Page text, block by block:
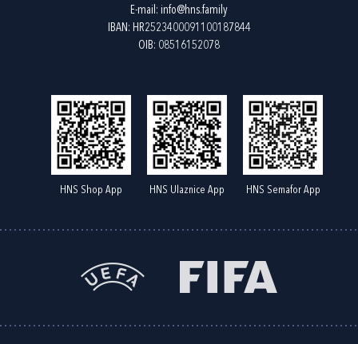
E-mail: info@hns.family
IBAN: HR2523400091100187844
OIB: 08516152078
HNS Shop App HNS Ulaznice App HNS Semafor App